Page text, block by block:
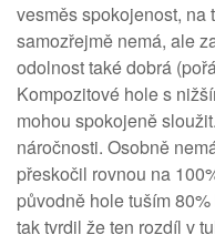
vesměs spokojenost, na
samozřejmě nemá, ale
odolnost také dobrá
Kompozitové hole s
mohou spokojeně
náročnosti. Osobně
přeskočil rovnou na
původně hole tuším
tak tvrdil že ten rozdíl v